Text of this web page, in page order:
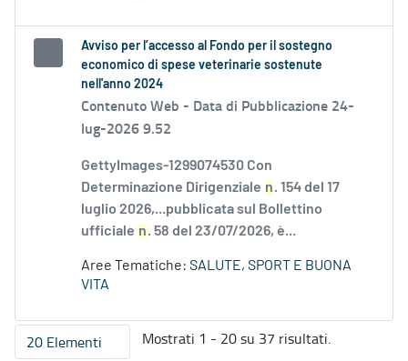
Avviso per l’accesso al Fondo per il sostegno
economico di spese veterinarie sostenute
nell'anno 2024
Contenuto Web - Data di Pubblicazione 24-
lug-2026 9.52
GettyImages-1299074530 Con
Determinazione Dirigenziale n. 154 del 17
luglio 2026,...pubblicata sul Bollettino
ufficiale n. 58 del 23/07/2026, è...
Aree Tematiche: SALUTE, SPORT E BUONA
VITA
20 ElementiPer pagina
Mostrati 1 - 20 su 37 risultati.